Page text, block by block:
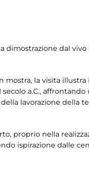
dimostrazione dal vivo
la visita illustra
a.C., affrontando
lavorazione della
proprio nella
ispirazione dalle